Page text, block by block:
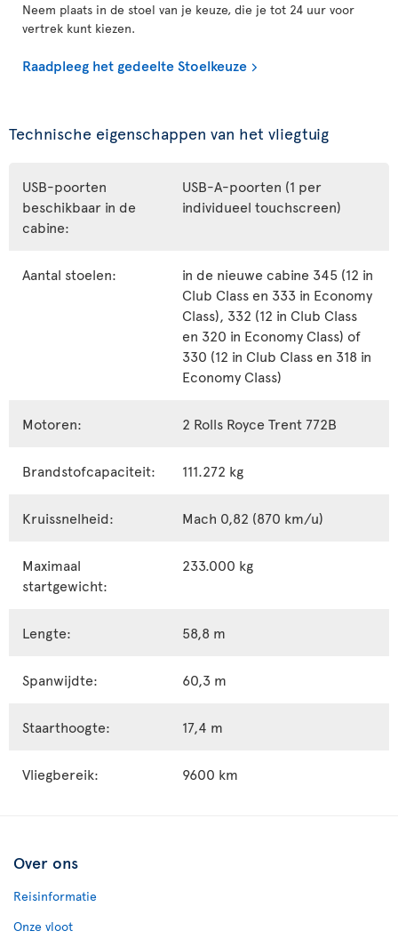
Neem plaats in de stoel van je keuze, die je tot 24 uur voor
vertrek kunt kiezen.
Raadpleeg het gedeelte Stoelkeuze
Technische eigenschappen van het vliegtuig
USB-poorten
beschikbaar in de
cabine:
USB-A-poorten (1 per
individueel touchscreen)
Aantal stoelen:
in de nieuwe cabine 345 (12 in
Club Class en 333 in Economy
Class), 332 (12 in Club Class
en 320 in Economy Class) of
330 (12 in Club Class en 318 in
Economy Class)
Motoren: 2 Rolls Royce Trent 772B
Brandstofcapaciteit: 111.272 kg
Kruissnelheid: Mach 0,82 (870 km/u)
Maximaal
startgewicht:
233.000 kg
Lengte: 58,8 m
Spanwijdte: 60,3 m
Staarthoogte: 17,4 m
Vliegbereik: 9600 km
Over ons
Reisinformatie
Onze vloot